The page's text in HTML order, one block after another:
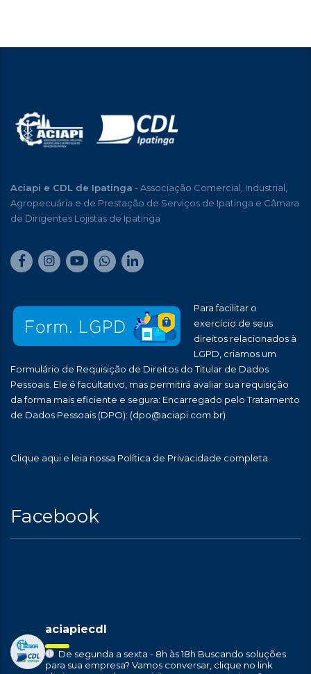
Aciapi e CDL de Ipatinga - Associação Comercial, Industrial,
Agropecuária e de Prestação de Serviços de Ipatinga e Câmara
de Dirigentes Lojistas de Ipatinga
Para facilitar o
exercício de seus
direitos relacionados à
LGPD, criamos um
Formulário de Requisição de Direitos do Titular de Dados
Pessoais. Ele é facultativo, mas permitirá avaliar sua requisição
da forma mais eficiente e segura: Encarregado pelo Tratamento
de Dados Pessoais (DPO): (dpo@aciapi.com.br)
Clique aqui e leia nossa Política de Privacidade completa.
Facebook
aciapiecdl
De segunda a sexta - 8h às 18h Buscando soluções
para sua empresa? Vamos conversar, clique no link